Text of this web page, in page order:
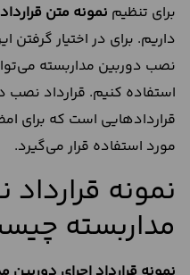
برای تنظیم نمونه متن
داریم. برای در اختیار
نصب دوربین مداربسته
استفاده کنیم. قرارداد نصب
قراردادهایی است که برای
مورد استفاده قرار می‌گیرد.
نمونه
مداربسته